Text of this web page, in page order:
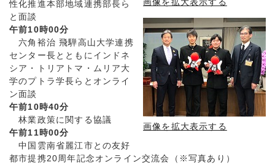
画像を拡大表示する
画像を拡大表示する
性化推進本部地域連携部長ら
と面談
午前10時00分
六角裕治 飛騨高山大学連携
センター長とともにインドネ
シア・トリアトマ・ムリア大
学のプトラ学長らとオンライ
ン面談
午前10時40分
林業政策に関する協議
午前11時00分
中国雲南省麗江市との友好
都市提携20周年記念オンライン交流会（※写真あり）